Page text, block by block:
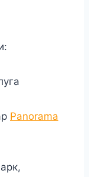
Panorama